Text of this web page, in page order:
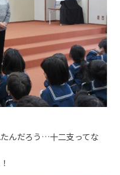
ス
んだろう…十二支ってな